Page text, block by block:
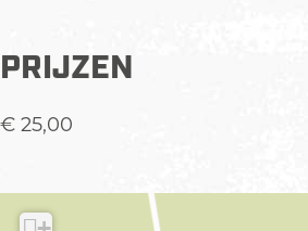
r
m
PRIJZEN
€ 25,00